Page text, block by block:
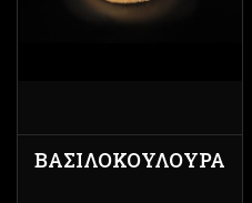
ΒΑΣΙΛΟΚΟΥΛΟΎΡΑ